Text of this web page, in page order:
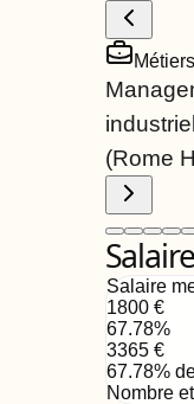
industriel
(Rome
Salaire
1800€
67.78%
3365€
67.78%
Nombre